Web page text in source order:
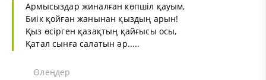
Армысыздар жиналған көпшіл қауым,
Биік қойған жанынан қыздың арын!
Қыз өсірген қазақтың қайғысы осы,
Қатал сынға салатын әр.....
Өлеңдер